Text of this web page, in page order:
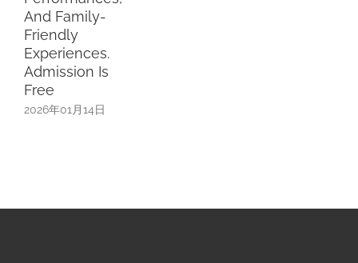
And Family-
Friendly
Experiences.
Admission Is
Free
2026年01月14日